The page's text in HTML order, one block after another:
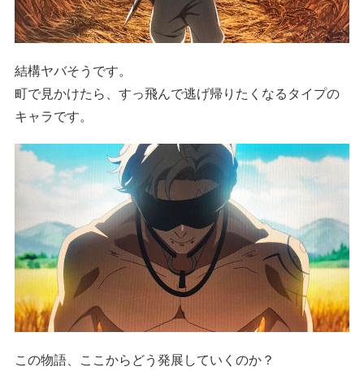
結構ヤバそうです。
町で見かけたら、すっ飛んで逃げ帰りたくなるタイプの
キャラです。
この物語、ここからどう発展していくのか？